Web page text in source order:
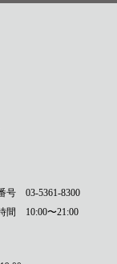
号 03-5361-8300
間 10:00〜21:00